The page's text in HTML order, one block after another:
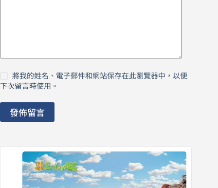
將我的姓名、電子郵件和網站保存在此瀏覽器中，以便
下次留言時使用。
發佈留言